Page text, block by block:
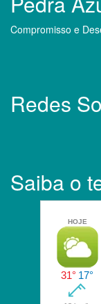
Compromisso e
Redes
Saiba o